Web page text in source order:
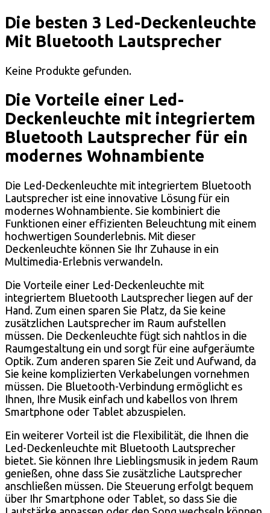
Die besten 3 Led-Deckenleuchte
Mit Bluetooth Lautsprecher
Keine Produkte gefunden.
Die Vorteile einer Led-
Deckenleuchte mit integriertem
Bluetooth Lautsprecher für ein
modernes Wohnambiente
Die Led-Deckenleuchte mit integriertem Bluetooth
Lautsprecher ist eine innovative Lösung für ein
modernes Wohnambiente. Sie kombiniert die
Funktionen einer effizienten Beleuchtung mit einem
hochwertigen Sounderlebnis. Mit dieser
Deckenleuchte können Sie Ihr Zuhause in ein
Multimedia-Erlebnis verwandeln.
Die Vorteile einer Led-Deckenleuchte mit
integriertem Bluetooth Lautsprecher liegen auf der
Hand. Zum einen sparen Sie Platz, da Sie keine
zusätzlichen Lautsprecher im Raum aufstellen
müssen. Die Deckenleuchte fügt sich nahtlos in die
Raumgestaltung ein und sorgt für eine aufgeräumte
Optik. Zum anderen sparen Sie Zeit und Aufwand, da
Sie keine komplizierten Verkabelungen vornehmen
müssen. Die Bluetooth-Verbindung ermöglicht es
Ihnen, Ihre Musik einfach und kabellos von Ihrem
Smartphone oder Tablet abzuspielen.
Ein weiterer Vorteil ist die Flexibilität, die Ihnen die
Led-Deckenleuchte mit Bluetooth Lautsprecher
bietet. Sie können Ihre Lieblingsmusik in jedem Raum
genießen, ohne dass Sie zusätzliche Lautsprecher
anschließen müssen. Die Steuerung erfolgt bequem
über Ihr Smartphone oder Tablet, so dass Sie die